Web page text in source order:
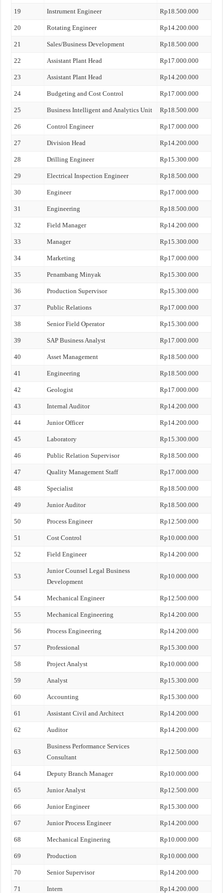
19 Instrument Engineer Rp18.500.000
20 Rotating Engineer Rp14.200.000
21 Sales/Business Development Rp18.500.000
22 Assistant Plant Head Rp17.000.000
23 Assistant Plant Head Rp14.200.000
24 Budgeting and Cost Control Rp17.000.000
25 Business Intelligent and Analytics Unit Rp18.500.000
26 Control Engineer Rp17.000.000
27 Division Head Rp14.200.000
28 Drilling Engineer Rp15.300.000
29 Electrical Inspection Engineer Rp18.500.000
30 Engineer Rp17.000.000
31 Engineering Rp18.500.000
32 Field Manager Rp14.200.000
33 Manager Rp15.300.000
34 Marketing Rp17.000.000
35 Penambang Minyak Rp15.300.000
36 Production Supervisor Rp15.300.000
37 Public Relations Rp17.000.000
38 Senior Field Operator Rp15.300.000
39 SAP Business Analyst Rp17.000.000
40 Asset Management Rp18.500.000
41 Engineering Rp18.500.000
42 Geologist Rp17.000.000
43 Internal Auditor Rp14.200.000
44 Junior Officer Rp14.200.000
45 Laboratory Rp15.300.000
46 Public Relation Supervisor Rp18.500.000
47 Quality Management Staff Rp17.000.000
48 Specialist Rp18.500.000
49 Junior Auditor Rp18.500.000
50 Process Engineer Rp12.500.000
51 Cost Control Rp10.000.000
52 Field Engineer Rp14.200.000
53
Junior Counsel Legal Business
Development
Rp10.000.000
54 Mechanical Engineer Rp12.500.000
55 Mechanical Engineering Rp14.200.000
56 Process Engineering Rp14.200.000
57 Professional Rp15.300.000
58 Project Analyst Rp10.000.000
59 Analyst Rp15.300.000
60 Accounting Rp15.300.000
61 Assistant Civil and Architect Rp14.200.000
62 Auditor Rp14.200.000
63
Business Performance Services
Consultant
Rp12.500.000
64 Deputy Branch Manager Rp10.000.000
65 Junior Analyst Rp12.500.000
66 Junior Engineer Rp15.300.000
67 Junior Process Engineer Rp14.200.000
68 Mechanical Enginering Rp10.000.000
69 Production Rp10.000.000
70 Senior Supervisor Rp14.200.000
71 Intern Rp14.200.000